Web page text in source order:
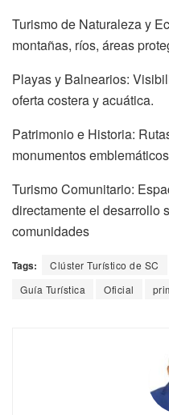
Turismo de Naturaleza y
montañas, ríos, áreas
Playas y Balnearios:
oferta costera y acuática.
Patrimonio e Historia:
monumentos
Turismo Comunitario:
directamente el desarrollo
comunidades
Tags: Clúster Turístico de SC
Guía Turística
Oficial